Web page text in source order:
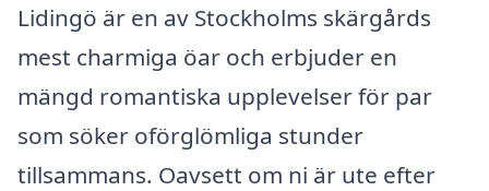
Lidingö är en av Stockholms skärgårds
mest charmiga öar och erbjuder en
mängd romantiska upplevelser för par
som söker oförglömliga stunder
tillsammans. Oavsett om ni är ute efter